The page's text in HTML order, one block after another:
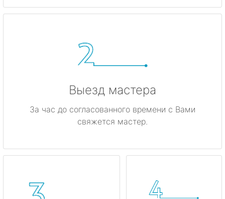
Выезд мастера
За час до согласованного времени с Вами
свяжется мастер.